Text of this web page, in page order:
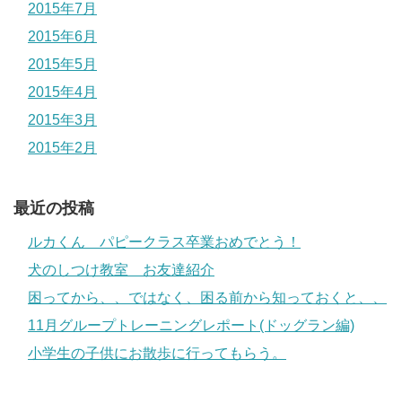
2015年7月
2015年6月
2015年5月
2015年4月
2015年3月
2015年2月
最近の投稿
ルカくん パピークラス卒業おめでとう！
犬のしつけ教室 お友達紹介
困ってから、、ではなく、困る前から知っておくと、、
11月グループトレーニングレポート(ドッグラン編)
小学生の子供にお散歩に行ってもらう。